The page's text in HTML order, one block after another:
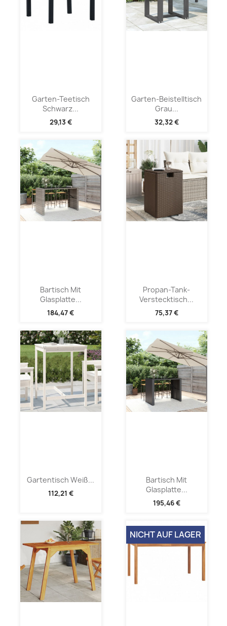
Garten-Teetisch
Schwarz...
29,13 €
Garten-Beistelltisch
Grau...
32,32 €
Bartisch Mit
Glasplatte...
184,47 €
Propan-Tank-
Verstecktisch...
75,37 €
Gartentisch Weiß...
112,21 €
Bartisch Mit
Glasplatte...
195,46 €
NICHT AUF LAGER